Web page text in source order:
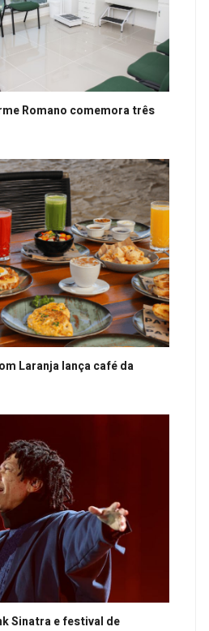
Romano comemora três
Laranja lança café da
Sinatra e festival de